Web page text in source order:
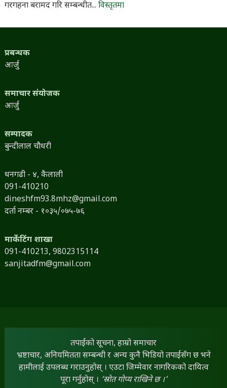
गरगहना बरामद गरि सम्बन्धीत... विस्तृतमा
प्रबन्धक
आर्जु
समाचार संयोजक
आर्जु
सम्पादक
बुन्दीलाल चौधरी
धनगढी - ४, कैलाली
091-410210
dineshfm93.8mhz@gmail.com
दर्ता नम्बर - १०३५/०७५-७६
मार्केटिंग शाखा
091-410213, 9802315114
sanjitadfm@gmail.com
तपाईंको सूचना, हाम्रो समाचार
भ्रष्टाचार, अनियमितता सम्बन्धी र अन्य कुनै भिडियो तपाईंसँग छ भने
हामीलाई उपलब्ध गराउनुहोस् । एउटा जिम्मेवार नागरिकको दायित्व
पूरा गर्नुहोस् । ‘स्रोत गोप्य राखिने छ ।’